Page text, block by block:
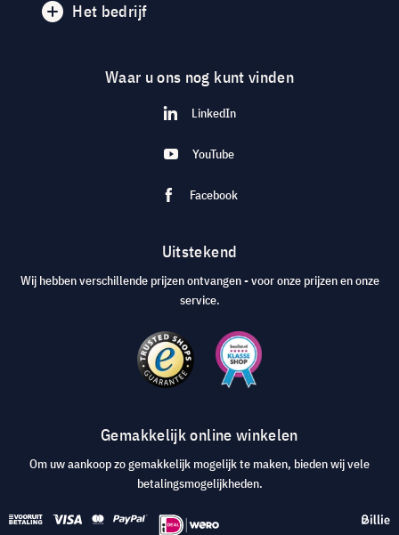
Het bedrijf
Waar u ons nog kunt vinden
LinkedIn
YouTube
Facebook
Uitstekend
Wij hebben verschillende prijzen ontvangen - voor onze prijzen en onze
service.
Gemakkelijk online winkelen
Om uw aankoop zo gemakkelijk mogelijk te maken, bieden wij vele
betalingsmogelijkheden.